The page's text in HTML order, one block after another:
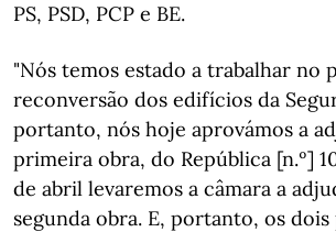
PS, PSD, PCP e BE.
"Nós temos estado a trabalhar no
reconversão dos edifícios da
portanto, nós hoje aprovámos a
primeira obra, do República [n.º]
de abril levaremos a câmara a
segunda obra. E, portanto, os